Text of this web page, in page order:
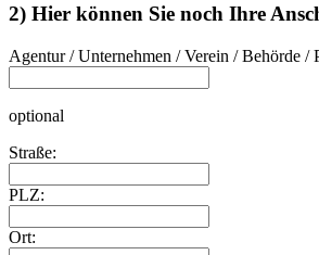
2) Hier können Sie noch Ihre
Agentur / Unternehmen / Verein / Behörde /
optional
Straße:
PLZ:
Ort: